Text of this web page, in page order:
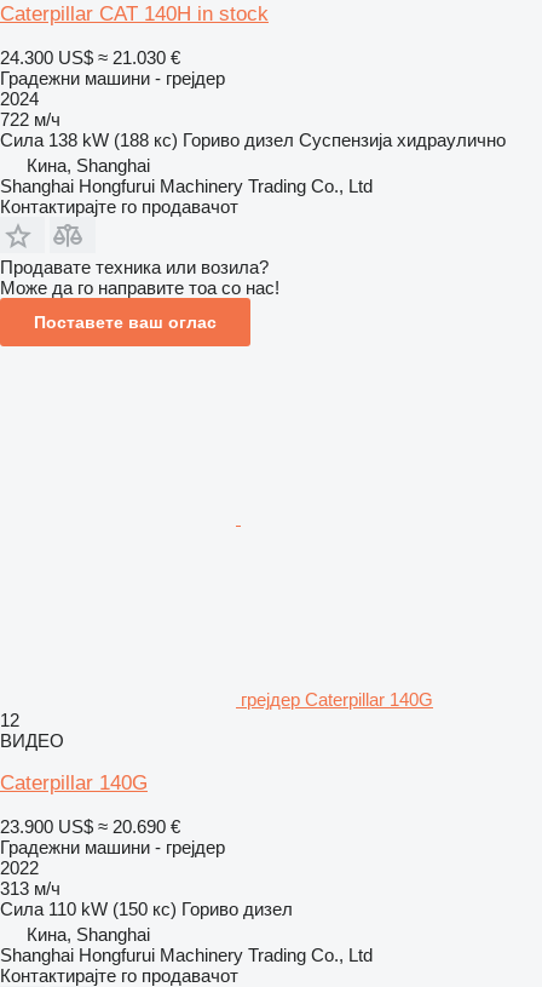
Caterpillar CAT 140H in stock
24.300 US$ ≈ 21.030 €
Градежни машини - грејдер
2024
722 м/ч
Сила 138 kW (188 кс) Гориво дизел Суспензија хидраулично
Кина, Shanghai
Shanghai Hongfurui Machinery Trading Co., Ltd
Контактирајте го продавачот
Продавате техника или возила?
Може да го направите тоа со нас!
Поставете ваш оглас
грејдер Caterpillar 140G
12
ВИДЕО
Caterpillar 140G
23.900 US$ ≈ 20.690 €
Градежни машини - грејдер
2022
313 м/ч
Сила 110 kW (150 кс) Гориво дизел
Кина, Shanghai
Shanghai Hongfurui Machinery Trading Co., Ltd
Контактирајте го продавачот